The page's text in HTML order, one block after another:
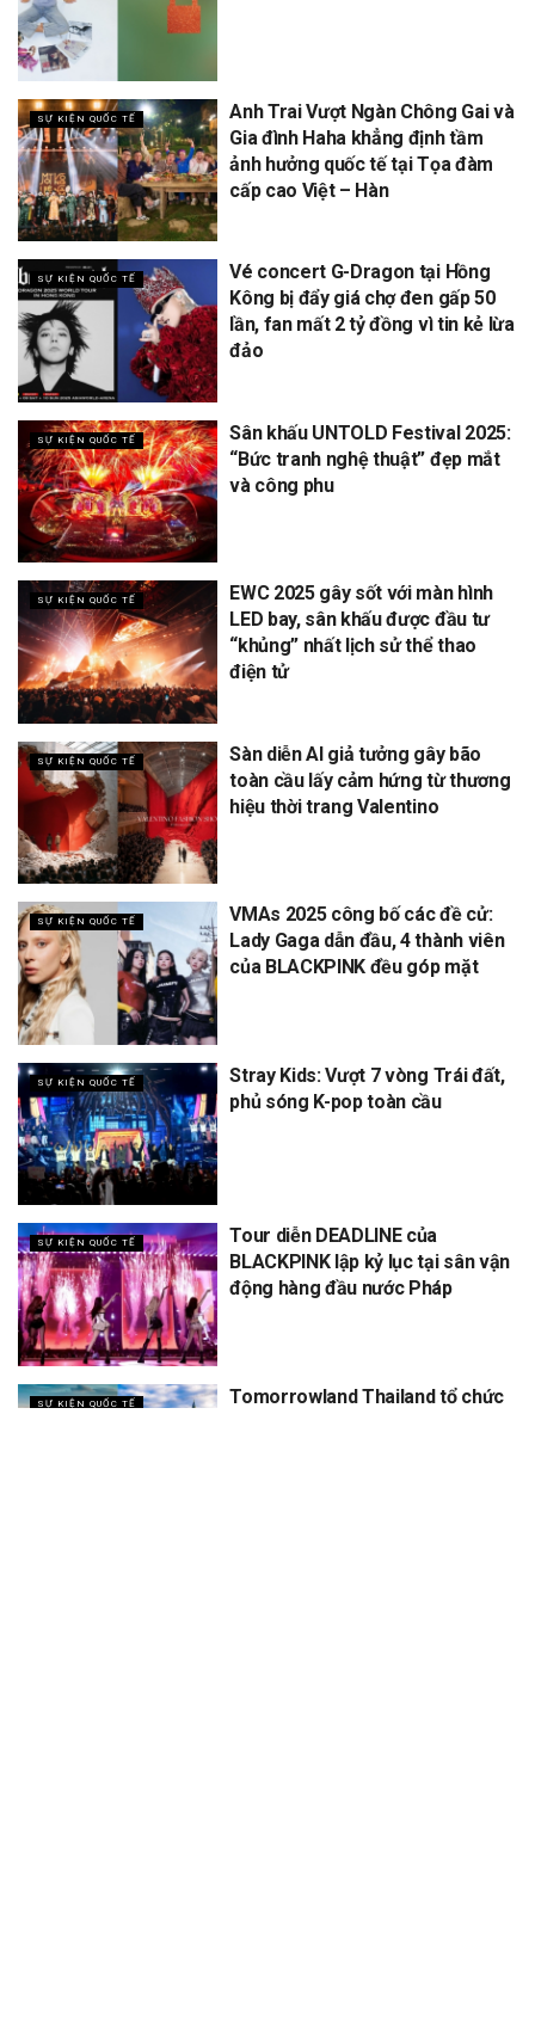
SỰ KIỆN QUỐC TẾ
Anh Trai Vượt Ngàn Chông Gai và
Gia đình Haha khẳng định tầm
ảnh hưởng quốc tế tại Tọa đàm
cấp cao Việt – Hàn
SỰ KIỆN QUỐC TẾ
Vé concert G-Dragon tại Hồng
Kông bị đẩy giá chợ đen gấp 50
lần, fan mất 2 tỷ đồng vì tin kẻ lừa
đảo
SỰ KIỆN QUỐC TẾ
Sân khấu UNTOLD Festival 2025:
“Bức tranh nghệ thuật” đẹp mắt
và công phu
SỰ KIỆN QUỐC TẾ
EWC 2025 gây sốt với màn hình
LED bay, sân khấu được đầu tư
“khủng” nhất lịch sử thể thao
điện tử
SỰ KIỆN QUỐC TẾ
Sàn diễn AI giả tưởng gây bão
toàn cầu lấy cảm hứng từ thương
hiệu thời trang Valentino
SỰ KIỆN QUỐC TẾ
VMAs 2025 công bố các đề cử:
Lady Gaga dẫn đầu, 4 thành viên
của BLACKPINK đều góp mặt
SỰ KIỆN QUỐC TẾ
Stray Kids: Vượt 7 vòng Trái đất,
phủ sóng K-pop toàn cầu
SỰ KIỆN QUỐC TẾ
Tour diễn DEADLINE của
BLACKPINK lập kỷ lục tại sân vận
động hàng đầu nước Pháp
SỰ KIỆN QUỐC TẾ
Tomorrowland Thailand tổ chức